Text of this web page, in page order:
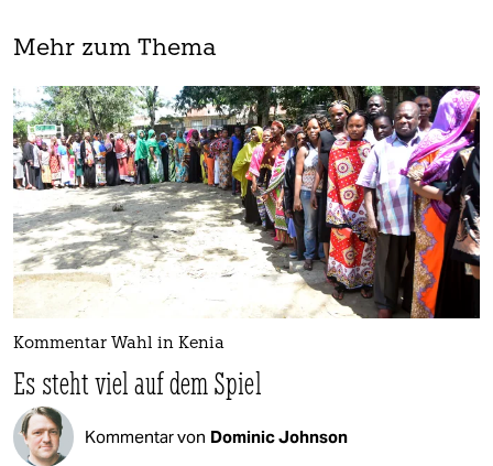
Mehr zum Thema
Kommentar Wahl in Kenia
Es steht viel auf dem Spiel
Kommentar von Dominic Johnson